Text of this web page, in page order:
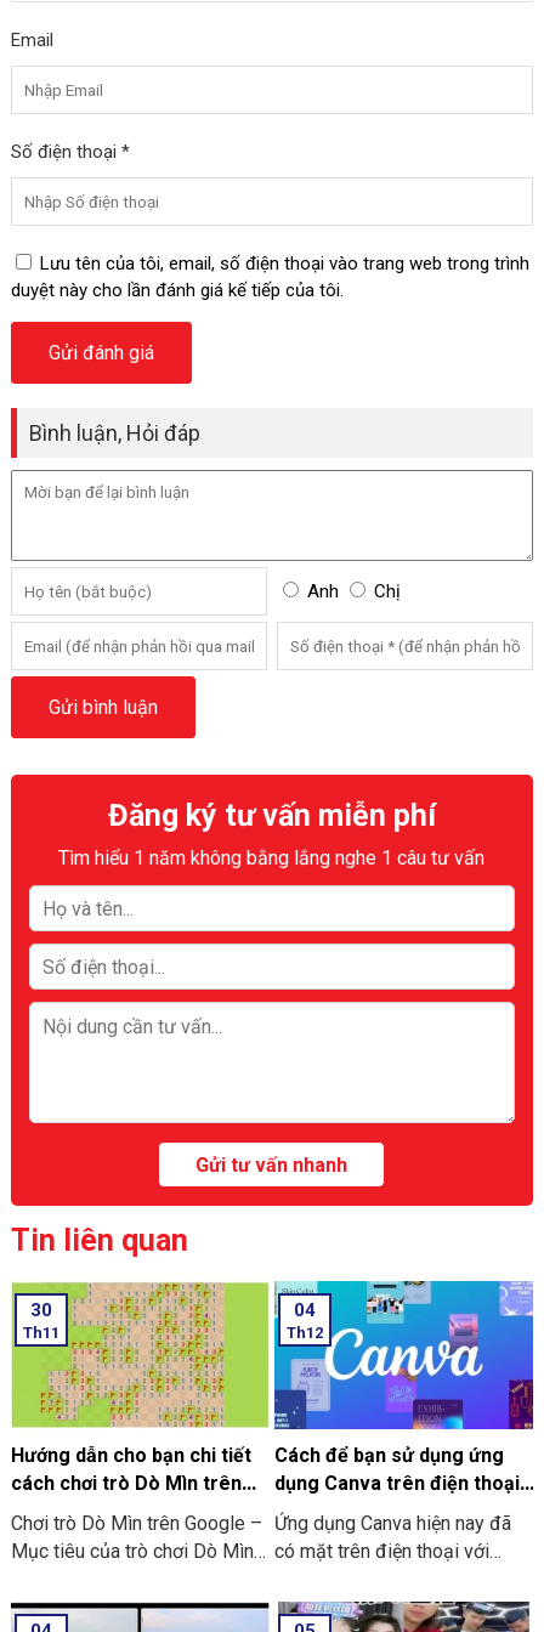
Email
Số điện thoại *
Lưu tên của tôi, email, số điện thoại vào trang web trong trình
duyệt này cho lần đánh giá kế tiếp của tôi.
Bình luận, Hỏi đáp
Anh Chị
Đăng ký tư vấn miễn phí
Tìm hiểu 1 năm không bằng lắng nghe 1 câu tư vấn
Tin liên quan
30
Th11
Hướng dẫn cho bạn chi tiết
cách chơi trò Dò Mìn trên
Google
Chơi trò Dò Mìn trên Google –
Mục tiêu của trò chơi Dò Mìn
không chứa mìn. Nếu là bạn
04
Th12
Cách để bạn sử dụng ứng
dụng Canva trên điện thoại
chi tiết có làm mẫu
Ứng dụng Canva hiện nay đã
có mặt trên điện thoại với
đơn giản, tiện lợi hơn. Nó giúp